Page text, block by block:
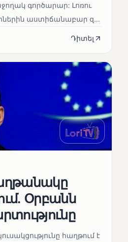
գործարար: Լոռու
աստիճանաբար զ...
Դիտել
Օրբանն
հաղթում է